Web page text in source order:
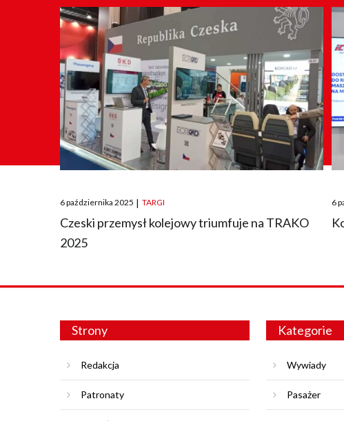
Posted
on
6 października 2025 | TARGI
Czeski przemysł kolejowy triumfuje na TRAKO
2025
on
6
Strony
Redakcja
Patronaty
Kategorie
Wywiady
Pasażer